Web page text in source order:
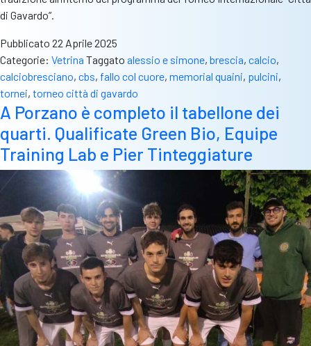
di Gavardo”.
Pubblicato 22 Aprile 2025
Categorie: Vetrina Taggato alessio e simone, brescia, calcio,
calciobresciano, cbs, fallo col cuore, memorial quaini, pulcini,
tornei, torneo città di gavardo
A Porzano è completo il tabellone dei
quarti. Qualificate Green Bio, Equipe
Training Lab e Pier Tinteggiature